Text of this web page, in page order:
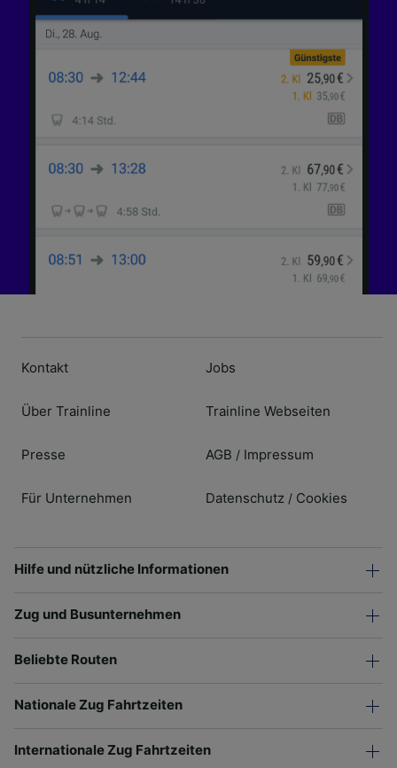
Kontakt
Über Trainline
Presse
Für Unternehmen
Jobs
Trainline Webseiten
AGB / Impressum
Datenschutz / Cookies
Hilfe und nützliche Informationen
Zug und Busunternehmen
Beliebte Routen
Nationale Zug Fahrtzeiten
Internationale Zug Fahrtzeiten